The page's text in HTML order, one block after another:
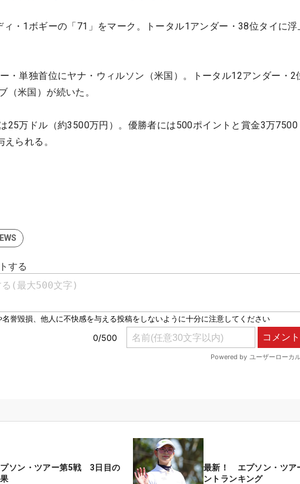
ィ・1ボギーの「71」をマーク。トータル1アンダー・38位タイに浮
・単独首位にヤナ・ウィルソン（米国）。トータル12アンダー・2
（米国）が続いた。
25万ドル（約3500万円）。優勝者には500ポイントと賞金3万7500
えられる。
ソン・ツアー第5戦 3日目の
最新！ エプソン・ツア
ントランキング